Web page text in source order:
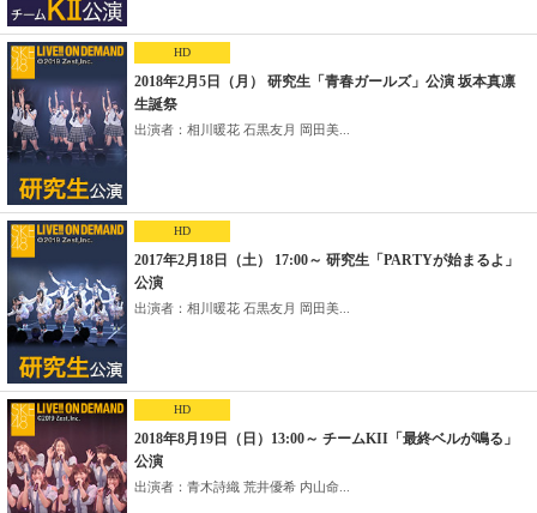
HD
2018年2月5日（月） 研究生「青春ガールズ」公演 坂本真凛
生誕祭
出演者：相川暖花 石黒友月 岡田美...
HD
2017年2月18日（土） 17:00～ 研究生「PARTYが始まるよ」
公演
出演者：相川暖花 石黒友月 岡田美...
HD
2018年8月19日（日）13:00～ チームKII「最終ベルが鳴る」
公演
出演者：青木詩織 荒井優希 内山命...